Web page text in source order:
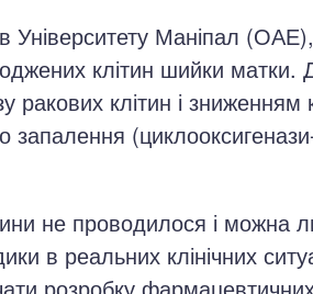
Університету Маніпал
клітин шийки матки.
ракових клітин і зниженням
запалення
не проводилося і можна
в реальних клінічних